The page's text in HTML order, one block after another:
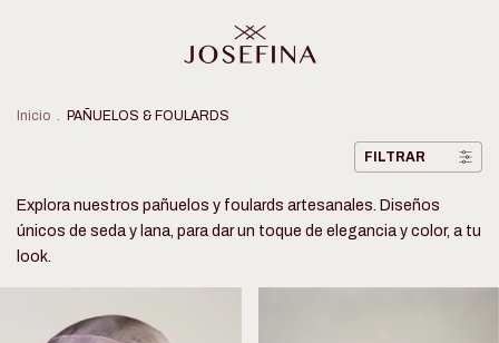
Inicio . PAÑUELOS & FOULARDS
FILTRAR
Explora nuestros pañuelos y foulards artesanales. Diseños
únicos de seda y lana, para dar un toque de elegancia y color, a tu
look.